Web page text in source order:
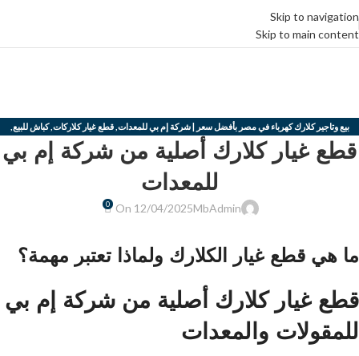
Skip to navigation
Skip to main content
بيع وتاجير كلارك كهرباء في مصر بأفضل سعر | شركة إم بي للمعدات ,قطع غيار كلاركات ,كباش للبيع
كلارك كهرباء ايجار في مصر بأفضل سعر | شركة إم بي للمعدات
قطع غيار كلارك أصلية من شركة إم بي
للمعدات
MbAdmin
On 12/04/2025
0
ما هي قطع غيار الكلارك ولماذا تعتبر مهمة؟
قطع غيار كلارك أصلية من شركة إم بي
للمقولات والمعدات